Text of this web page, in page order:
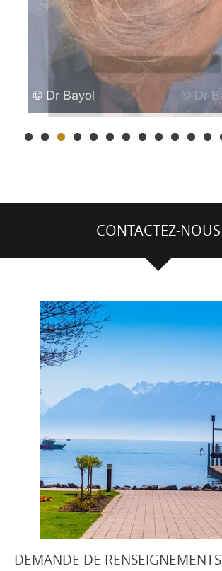
CONTACTEZ-NOUS
DEMANDE DE RENSEIGNEMENTS